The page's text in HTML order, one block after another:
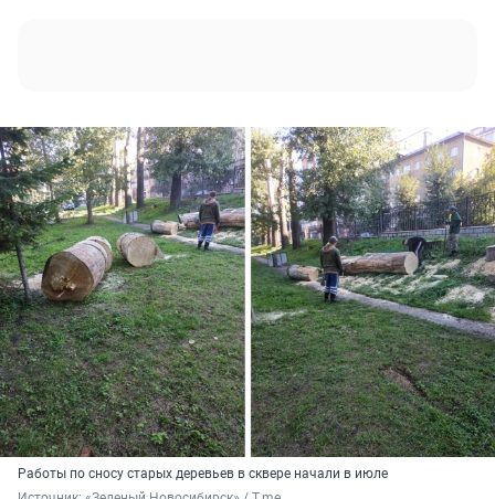
Работы по сносу старых деревьев в сквере начали в июле